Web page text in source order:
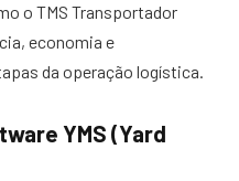
o TMS Transportador
economia e
da operação logística.
YMS (Yard